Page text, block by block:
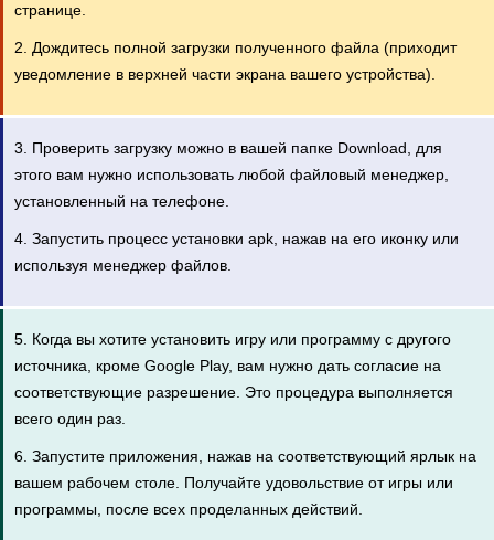
странице.
2. Дождитесь полной загрузки полученного файла (приходит
уведомление в верхней части экрана вашего устройства).
3. Проверить загрузку можно в вашей папке Download, для
этого вам нужно использовать любой файловый менеджер,
установленный на телефоне.
4. Запустить процесс установки apk, нажав на его иконку или
используя менеджер файлов.
5. Когда вы хотите установить игру или программу с другого
источника, кроме Google Play, вам нужно дать согласие на
соответствующие разрешение. Это процедура выполняется
всего один раз.
6. Запустите приложения, нажав на соответствующий ярлык на
вашем рабочем столе. Получайте удовольствие от игры или
программы, после всех проделанных действий.